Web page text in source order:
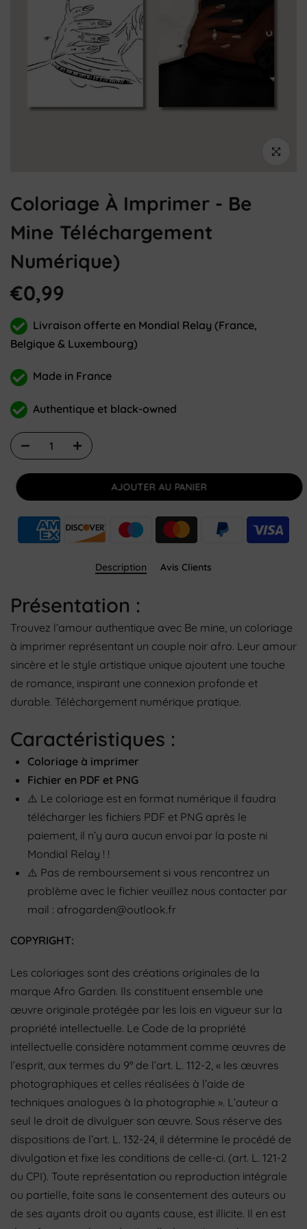
Cliquez
Coloriage À Imprimer - Be
Mine Téléchargement
Numérique)
€0,99
Livraison offerte en Mondial Relay (France,
Belgique & Luxembourg)
Made in France
Authentique et black-owned
AJOUTER AU PANIER
Description Avis Clients
Présentation :
Trouvez l’amour authentique avec Be mine, un coloriage
à imprimer représentant un couple noir afro. Leur amour
sincère et le style artistique unique ajoutent une touche
de romance, inspirant une connexion profonde et
durable. Téléchargement numérique pratique.
Caractéristiques :
Coloriage à imprimer
Fichier en PDF et PNG
⚠️ Le coloriage est en format numérique il faudra
télécharger les fichiers PDF et PNG après le
paiement, il n’y aura aucun envoi par la poste ni
Mondial Relay ! !️
⚠️ Pas de remboursement si vous rencontrez un
problème avec le fichier veuillez nous contacter par
mail : afrogarden@outlook.fr
COPYRIGHT:
Les coloriages sont des créations originales de la
marque Afro Garden. Ils constituent ensemble une
œuvre originale protégée par les lois en vigueur sur la
propriété intellectuelle. Le Code de la propriété
intellectuelle considère notamment comme œuvres de
l’esprit, aux termes du 9° de l’art. L. 112-2, « les œuvres
photographiques et celles réalisées à l’aide de
techniques analogues à la photographie ». L’auteur a
seul le droit de divulguer son œuvre. Sous réserve des
dispositions de l’art. L. 132-24, il détermine le procédé de
divulgation et fixe les conditions de celle-ci. (art. L. 121-2
du CPI). Toute représentation ou reproduction intégrale
ou partielle, faite sans le consentement des auteurs ou
de ses ayants droit ou ayants cause, est illicite. Il en est